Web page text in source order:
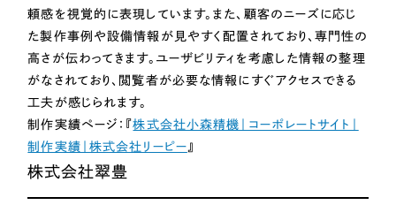
頼感を視覚的に表現しています。また、顧客のニーズに応じ
た製作事例や設備情報が見やすく配置されており、専門性の
高さが伝わってきます。ユーザビリティを考慮した情報の整理
がなされており、閲覧者が必要な情報にすぐアクセスできる
工夫が感じられます。
制作実績ページ：『株式会社小森精機｜コーポレートサイト｜
制作実績｜株式会社リーピー』
株式会社翠豊